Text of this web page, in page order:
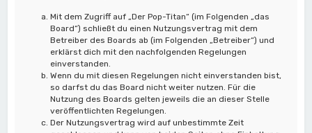
Mit dem Zugriff auf „Der Pop-Titan“ (im Folgenden „das
Board“) schließt du einen Nutzungsvertrag mit dem
Betreiber des Boards ab (im Folgenden „Betreiber“) und
erklärst dich mit den nachfolgenden Regelungen
einverstanden.
Wenn du mit diesen Regelungen nicht einverstanden bist,
so darfst du das Board nicht weiter nutzen. Für die
Nutzung des Boards gelten jeweils die an dieser Stelle
veröffentlichten Regelungen.
Der Nutzungsvertrag wird auf unbestimmte Zeit